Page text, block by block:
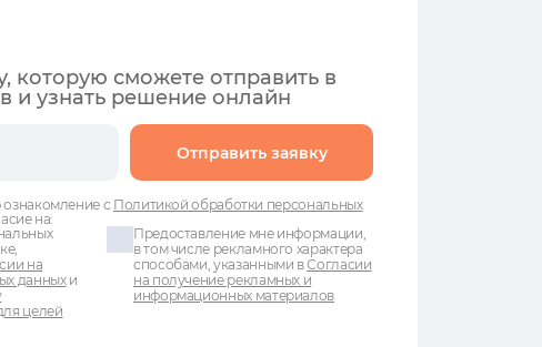
которую сможете отправить в
и узнать решение онлайн
Отправить заявку
с Политикой обработки персональных
на:
на
данныхи
целей
Предоставление мне информации,
в том числе рекламного характера
способами, указанными вСогласии
на получение рекламных и
информационных материалов